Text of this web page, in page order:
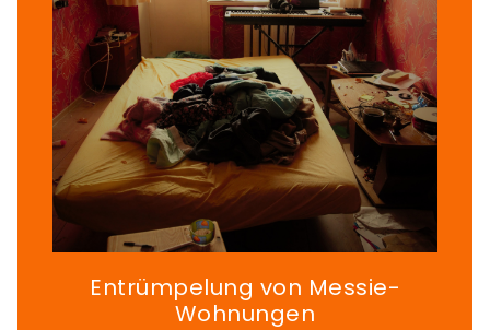
Entrümpelung von Messie-
Wohnungen